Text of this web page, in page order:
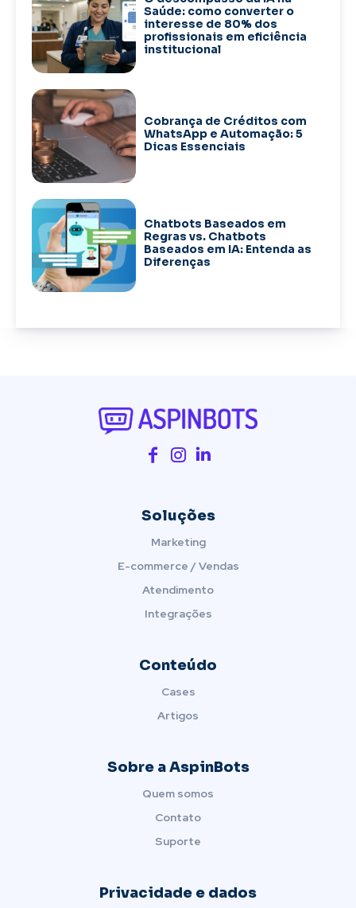
Saúde: como converter o
interesse de 80% dos
profissionais em eficiência
institucional
Cobrança de Créditos com
WhatsApp e Automação: 5
Dicas Essenciais
Chatbots Baseados em
Regras vs. Chatbots
Baseados em IA: Entenda as
Diferenças
Soluções
Marketing
E-commerce / Vendas
Atendimento
Integrações
Conteúdo
Cases
Artigos
Sobre a AspinBots
Quem somos
Contato
Suporte
Privacidade e dados